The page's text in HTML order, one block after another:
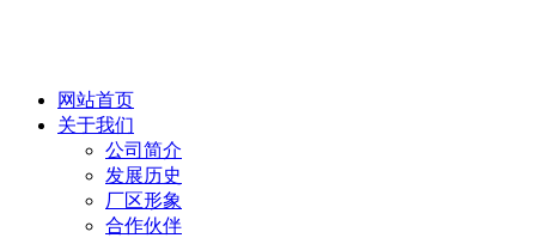
网站首页
关于我们
公司简介
发展历史
厂区形象
合作伙伴